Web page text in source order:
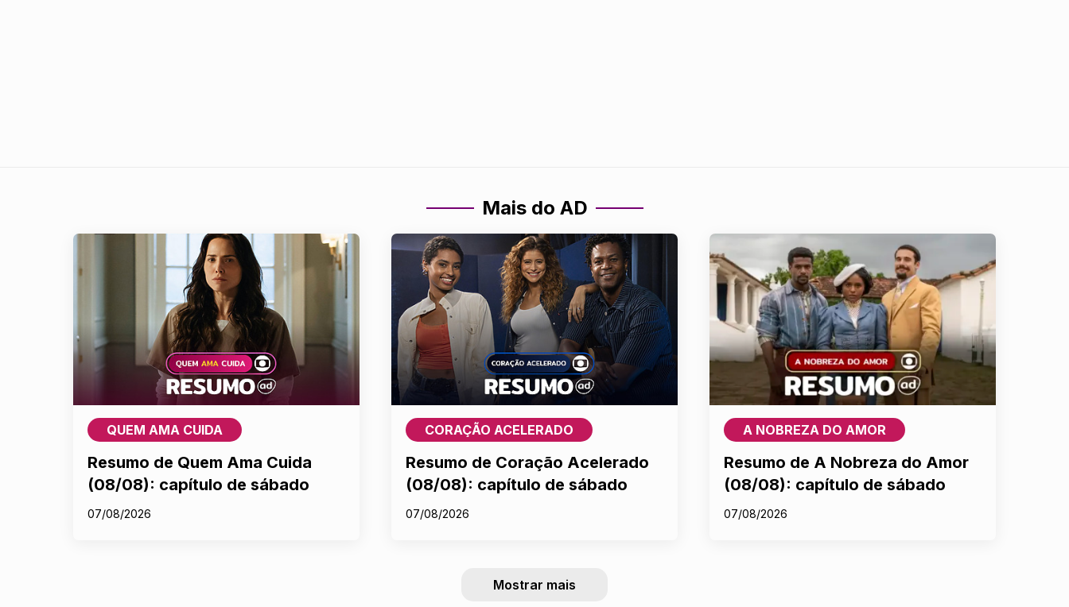
Mais do AD
QUEM AMA CUIDA
Resumo de Quem Ama Cuida
(08/08): capítulo de sábado
07/08/2026
CORAÇÃO ACELERADO
Resumo de Coração Acelerado
(08/08): capítulo de sábado
07/08/2026
A NOBREZA DO AMOR
Resumo de A Nobreza do Amor
(08/08): capítulo de sábado
07/08/2026
Mostrar mais